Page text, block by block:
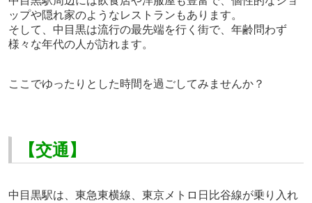
ップや隠れ家のようなレストランもあります。
そして、中目黒は流行の最先端を行く街で、年齢問わず
様々な年代の人が訪れます。
ここでゆったりとした時間を過ごしてみませんか？
【交通】
中目黒駅は、東急東横線、東京メトロ日比谷線が乗り入れ